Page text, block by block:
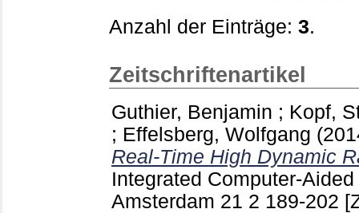
Anzahl der Einträge: 3.
Zeitschriftenartikel
Guthier, Benjamin ; Kopf,
; Effelsberg, Wolfgang
Real-Time High Dynamic
Integrated Computer-
Amsterdam 21 2 189-202